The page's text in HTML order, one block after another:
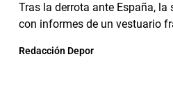
Tras la derrota ante España,
con informes de un vestuario
Redacción Depor